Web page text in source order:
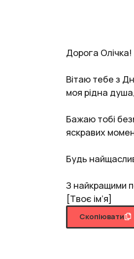
Дорога Олічка!
Вітаю тебе з
моя рідна
Бажаю тобі
яскравих
Будь
З найкращими
[Твоє ім’я]
Скопіювати